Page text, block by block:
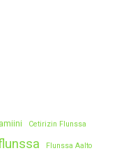
Cetirizin Flunssa
Flunssa Aalto